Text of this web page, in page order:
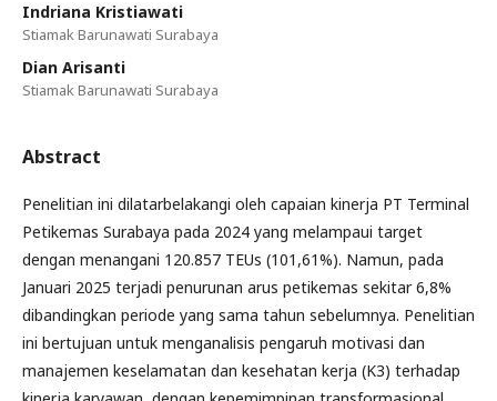
Indriana Kristiawati
Stiamak Barunawati Surabaya
Dian Arisanti
Stiamak Barunawati Surabaya
Abstract
Penelitian ini dilatarbelakangi oleh capaian kinerja PT Terminal
Petikemas Surabaya pada 2024 yang melampaui target
dengan menangani 120.857 TEUs (101,61%). Namun, pada
Januari 2025 terjadi penurunan arus petikemas sekitar 6,8%
dibandingkan periode yang sama tahun sebelumnya. Penelitian
ini bertujuan untuk menganalisis pengaruh motivasi dan
manajemen keselamatan dan kesehatan kerja (K3) terhadap